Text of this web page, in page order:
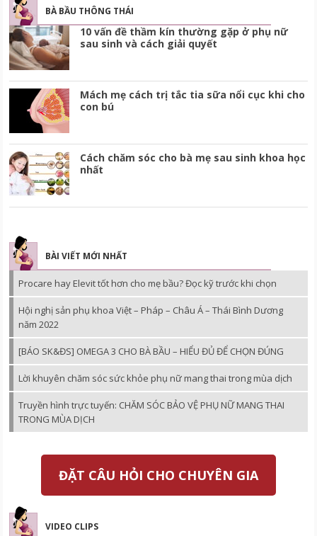
BÀ BẦU THÔNG THÁI
10 vấn đề thầm kín thường gặp ở phụ nữ
sau sinh và cách giải quyết
Mách mẹ cách trị tắc tia sữa nổi cục khi cho
con bú
Cách chăm sóc cho bà mẹ sau sinh khoa học
nhất
BÀI VIẾT MỚI NHẤT
Procare hay Elevit tốt hơn cho mẹ bầu? Đọc kỹ trước khi chọn
Hội nghị sản phụ khoa Việt – Pháp – Châu Á – Thái Bình Dương
năm 2022
[BÁO SK&ĐS] OMEGA 3 CHO BÀ BẦU – HIỂU ĐỦ ĐỂ CHỌN ĐÚNG
Lời khuyên chăm sóc sức khỏe phụ nữ mang thai trong mùa dịch
Truyền hình trực tuyến: CHĂM SÓC BẢO VỆ PHỤ NỮ MANG THAI
TRONG MÙA DỊCH
ĐẶT CÂU HỎI CHO CHUYÊN GIA
VIDEO CLIPS